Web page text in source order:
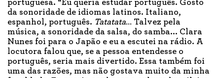
portuguesa. “Eu queria estudar português. Gosto
da sonoridade de idiomas latinos. Italiano,
espanhol, português. Tatatata… Talvez pela
música, a sonoridade da salsa, do samba... Clara
Nunes foi para o Japão e eu a escutei na rádio. A
locutora falou que, se a pessoa entendesse o
português, seria mais divertido. Essa também foi
uma das razões, mas não gostava muito da minha